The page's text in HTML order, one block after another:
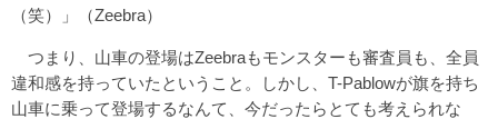
（笑）」（Zeebra）
つまり、山車の登場はZeebraもモンスターも審査員も、全員
違和感を持っていたということ。しかし、T-Pablowが旗を持ち
山車に乗って登場するなんて、今だったらとても考えられな